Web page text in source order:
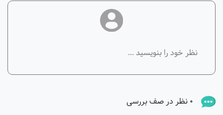
0 نظر در صف بررسی